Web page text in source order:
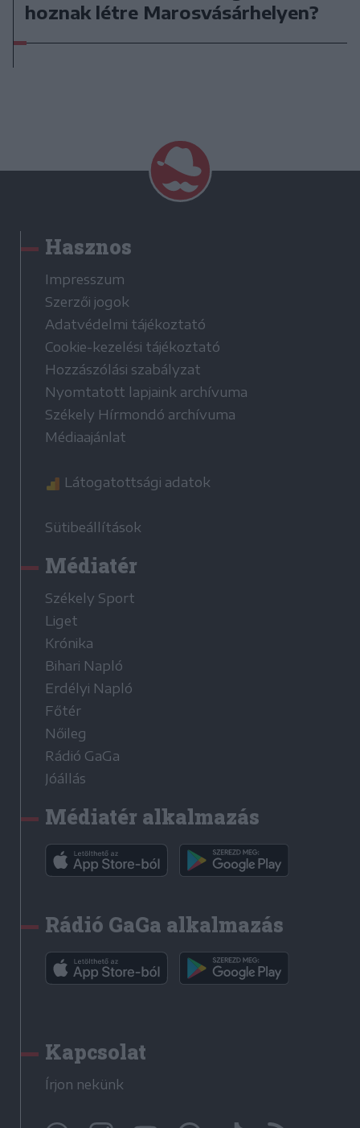
hoznak létre Marosvásárhelyen?
Hasznos
Impresszum
Szerzői jogok
Adatvédelmi tájékoztató
Cookie-kezelési tájékoztató
Hozzászólási szabályzat
Nyomtatott lapjaink archívuma
Székely Hírmondó archívuma
Médiaajánlat
Látogatottsági adatok
Sütibeállítások
Médiatér
Székely Sport
Liget
Krónika
Bihari Napló
Erdélyi Napló
Főtér
Nőileg
Rádió GaGa
Jóállás
Médiatér alkalmazás
Rádió GaGa alkalmazás
Kapcsolat
Írjon nekünk